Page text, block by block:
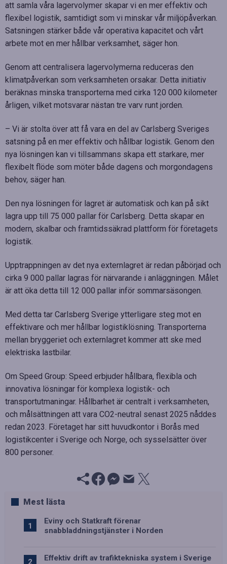
att samla våra lagervolymer skapar vi en mer effektiv och
flexibel logistik, samtidigt som vi minskar vår miljöpåverkan.
Satsningen stärker både vår operativa kapacitet och vårt
arbete mot en mer hållbar verksamhet, säger hon.
Genom att centralisera lagervolymerna reduceras den
klimatpåverkan som verksamheten orsakar. Detta initiativ
beräknas minska transporterna med cirka 120 000 kilometer
årligen, vilket motsvarar nästan tre varv runt jorden.
– Vi är stolta över att få vara en del av Carlsberg Sveriges
satsning på en mer effektiv och hållbar logistik. Genom den
nya lösningen kan vi tillsammans skapa ett starkare, mer
flexibelt flöde som möter både dagens och morgondagens
behov, säger han.
Den nya lösningen för lagret är automatisk och kan på sikt
lagra upp till 75 000 pallar för Carlsberg. Detta skapar en
modern, skalbar och framtidssäkrad plattform för företagets
logistik.
Upptrappningen av det nya externlagret är redan påbörjad och
cirka 9 000 pallar lagras för närvarande i anläggningen. Målet
är att öka detta till 12 000 pallar inför sommarsäsongen.
Med detta tar Carlsberg Sverige ytterligare steg mot en
effektivare och mer hållbar logistiklösning. Transporterna
mellan bryggeriet och externlagret kommer att ske med
elektriska lastbilar.
Om Speed Group: Speed erbjuder hållbara, flexibla och
innovativa lösningar för komplexa logistik- och
transportutmaningar. Hållbarhet är centralt i verksamheten,
och målsättningen att vara CO2-neutral senast 2025 nåddes
redan 2023. Företaget har sitt huvudkontor i Borås med
logistikcenter i Sverige och Norge, och sysselsätter över
800 personer.
Mest lästa
Eviny och Statkraft förenar
snabbladdningstjänster i Norden
Effektiv drift av trafiktekniska system i Sverige